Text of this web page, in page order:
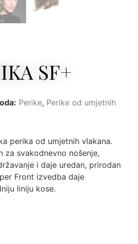
SF+
Perike, Perike od umjetnih
perika od umjetnih vlakana.
za svakodnevno nošenje,
i daje uredan, prirodan
Front izvedba daje
liniju kose.